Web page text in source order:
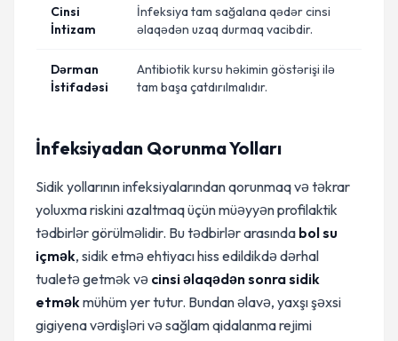
Cinsi
İntizam
İnfeksiya tam sağalana qədər cinsi
əlaqədən uzaq durmaq vacibdir.
Dərman
İstifadəsi
Antibiotik kursu həkimin göstərişi ilə
tam başa çatdırılmalıdır.
İnfeksiyadan Qorunma Yolları
Sidik yollarının infeksiyalarından qorunmaq və təkrar
yoluxma riskini azaltmaq üçün müəyyən profilaktik
tədbirlər görülməlidir. Bu tədbirlər arasında bol su
içmək, sidik etmə ehtiyacı hiss edildikdə dərhal
tualetə getmək və cinsi əlaqədən sonra sidik
etməkmühüm yer tutur. Bundan əlavə, yaxşı şəxsi
gigiyena vərdişləri və sağlam qidalanma rejimi